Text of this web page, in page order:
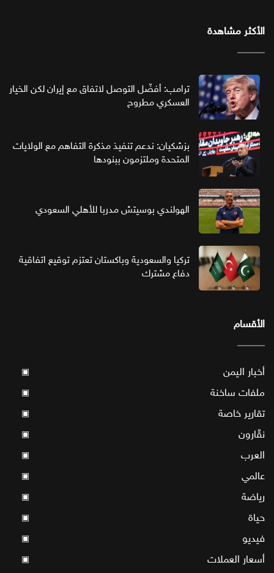
الأكثر مشاهدة
ترامب: أفضّل التوصل لاتفاق مع إيران لكن الخيار
العسكري مطروح
بزشكيان: ندعم تنفيذ مذكرة التفاهم مع الولايات
المتحدة وملتزمون ببنودها
الهولندي بوسيتش مدربا للأهلي السعودي
تركيا والسعودية وباكستان تعتزم توقيع اتفاقية
دفاع مشترك
الأقسام
أخبار اليمن ▣
ملفات ساخنة ▣
تقارير خاصة ▣
نقّارون ▣
العرب ▣
عالمي ▣
رياضة ▣
حياة ▣
فيديو ▣
أسعار العملات ▣